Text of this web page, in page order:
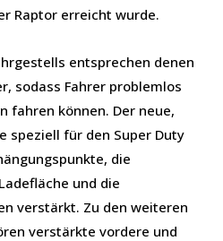
Raptor erreicht wurde.
entsprechen denen
sodass Fahrer problemlos
fahren können. Der neue,
speziell für den Super Duty
die
und die
verstärkt. Zu den weiteren
verstärkte vordere und